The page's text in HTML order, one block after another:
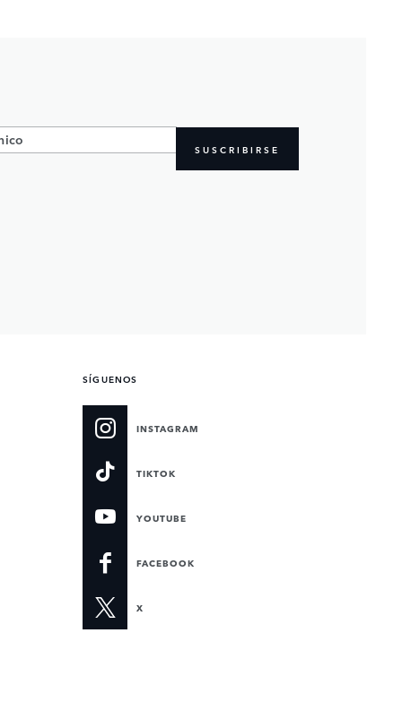
SUSCRIBIRSE
SÍGUENOS
INSTAGRAM
TIKTOK
YOUTUBE
FACEBOOK
X